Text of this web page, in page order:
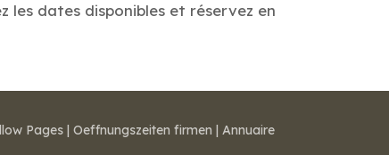
les dates disponibles et réservez en
Pages | Oeffnungszeiten firmen | Annuaire